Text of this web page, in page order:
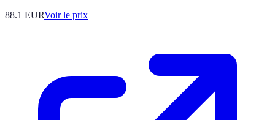
88.1 EURVoir le prix